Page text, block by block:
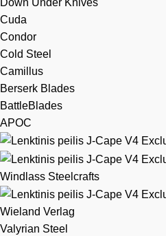
Down Under Knives
Cuda
Condor
Cold Steel
Camillus
Berserk Blades
BattleBlades
APOC
Windlass Steelcrafts
Wieland Verlag
Valyrian Steel